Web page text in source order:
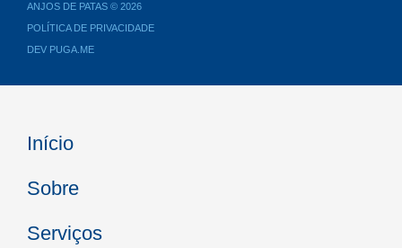
ANJOS DE PATAS © 2026
POLÍTICA DE PRIVACIDADE
DEV PUGA.ME
Início
Sobre
Serviços